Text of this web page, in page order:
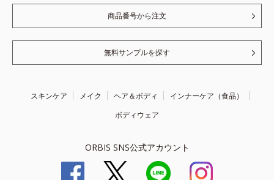
商品番号から注文
無料サンプルを探す
スキンケア メイク ヘア＆ボディ
インナーケア（食品）
ボディウェア
ORBIS SNS公式アカウント